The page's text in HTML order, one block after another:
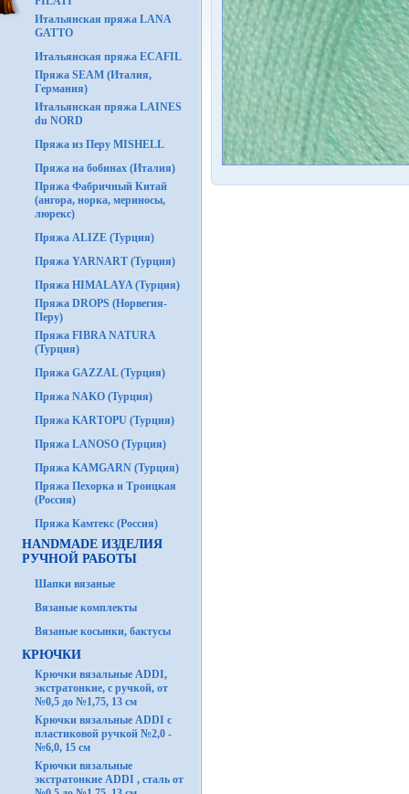
Итальянская пряжа LANA
GATTO
Итальянская пряжа ECAFIL
Пряжа SEAM (Италия,
Германия)
Итальянская пряжа LAINES
du NORD
Пряжа из Перу MISHELL
Пряжа на бобинах (Италия)
Пряжа Фабричный Китай
(ангора, норка, мериносы,
люрекс)
Пряжа ALIZE (Турция)
Пряжа YARNART (Турция)
Пряжа HIMALAYA (Турция)
Пряжа DROPS (Норвегия-
Перу)
Пряжа FIBRA NATURA
(Турция)
Пряжа GAZZAL (Турция)
Пряжа NAKO (Турция)
Пряжа KARTOPU (Турция)
Пряжа LANOSO (Турция)
Пряжа KAMGARN (Турция)
Пряжа Пехорка и Троицкая
(Россия)
Пряжа Камтекс (Россия)
HANDMADE ИЗДЕЛИЯ
РУЧНОЙ РАБОТЫ
Шапки вязаные
Вязаные комплекты
Вязаные косынки, бактусы
КРЮЧКИ
Крючки вязальные ADDI,
экстратонкие, с ручкой, от
№0,5 до №1,75, 13 см
Крючки вязальные ADDI с
пластиковой ручкой №2,0 -
№6,0, 15 см
Крючки вязальные
экстратонкие ADDI , сталь от